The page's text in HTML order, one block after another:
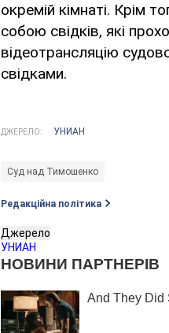
окремій кімнаті. Крім
собою свідків, які
відеотрансляцію
свідками.
ДЖЕРЕЛО: УНИАН
Суд над Тимошенко
Редакційна політика
Джерело
УНИАН